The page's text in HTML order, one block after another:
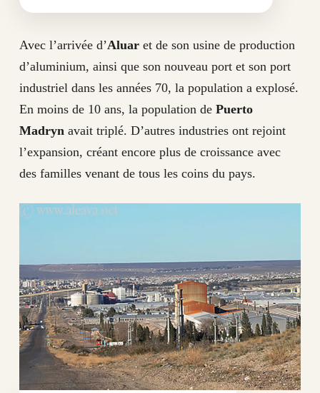
Avec l’arrivée d’Aluaret de son usine de production
d’aluminium, ainsi que son nouveau port et son port
industriel dans les années 70, la population a explosé.
En moins de 10 ans, la population de Puerto
Madrynavait triplé. D’autres industries ont rejoint
l’expansion, créant encore plus de croissance avec
des familles venant de tous les coins du pays.